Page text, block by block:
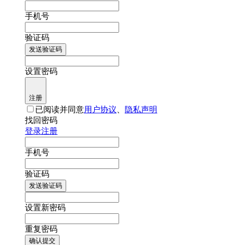
手机号
验证码
发送验证码
设置密码
注册
已阅读并同意用户协议
隐私声明
找回密码
登录注册
手机号
验证码
发送验证码
设置新密码
重复密码
确认提交